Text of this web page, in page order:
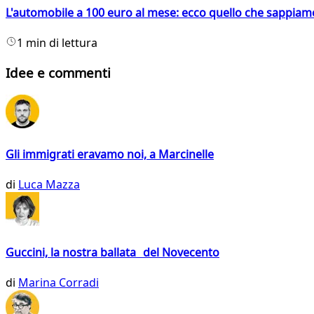
L'automobile a 100 euro al mese: ecco quello che
1 min di lettura
Idee e commenti
Gli immigrati eravamo noi, a Marcinelle
di Luca Mazza
Guccini, la nostra ballata del Novecento
di Marina Corradi